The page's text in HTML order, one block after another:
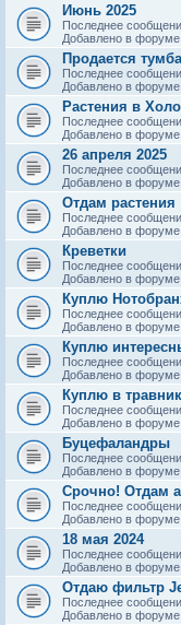
Июнь 2025
Последнее
Добавлено в форуме
Продается
Последнее
Добавлено в форуме
Растения в
Последнее
Добавлено в форуме
26 апреля 2025
Последнее
Добавлено в форуме
Отдам растения
Последнее
Добавлено в форуме
Креветки
Последнее
Добавлено в форуме
Куплю
Последнее
Добавлено в форуме
Куплю
Последнее
Добавлено в форуме
Куплю в
Последнее
Добавлено в форуме
Буцефаландры
Последнее
Добавлено в форуме
Срочно! Отдам
Последнее
Добавлено в форуме
18 мая 2024
Последнее
Добавлено в форуме
Отдаю фильтр
Последнее
Добавлено в форуме